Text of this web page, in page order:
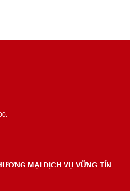
MẠI DỊCH VỤ VỮNG TÍN